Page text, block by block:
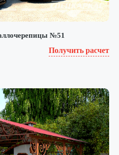
№51
Получить расчет